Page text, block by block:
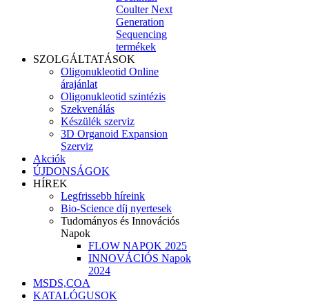
Coulter Next
Generation
Sequencing
termékek
SZOLGÁLTATÁSOK
Oligonukleotid Online
árajánlat
Oligonukleotid szintézis
Szekvenálás
Készülék szerviz
3D Organoid Expansion
Szerviz
Akciók
ÚJDONSÁGOK
HÍREK
Legfrissebb híreink
Bio-Science díj nyertesek
Tudományos és Innovációs
Napok
FLOW NAPOK 2025
INNOVÁCIÓS Napok
2024
MSDS,COA
KATALÓGUSOK